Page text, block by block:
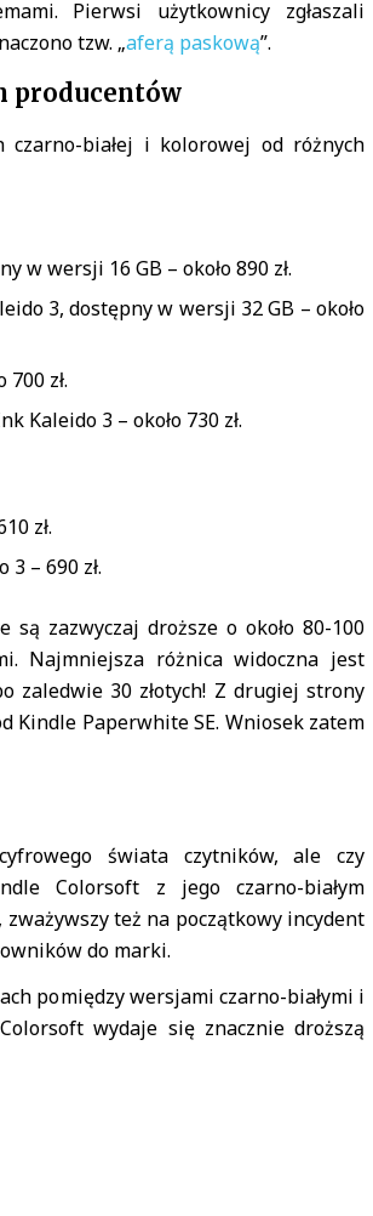
Pierwsi użytkownicy zgłaszali
tzw. „aferą paskową”.
producentów
białej i kolorowej od różnych
w wersji 16 GB – około 890 zł.
3, dostępny w wersji 32 GB – około
zł.
Kaleido 3 – około 730 zł.
zł.
– 690 zł.
zazwyczaj droższe o około 80-100
Najmniejsza różnica widoczna jest
zaledwie 30 złotych! Z drugiej strony
Kindle Paperwhite SE. Wniosek zatem
świata czytników, ale czy
Colorsoft z jego czarno-białym
też na początkowy incydent
do marki.
pomiędzy wersjami czarno-białymi i
wydaje się znacznie droższą